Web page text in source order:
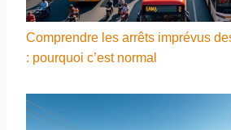
Comprendre les arrêts imprévus
: pourquoi c’est normal